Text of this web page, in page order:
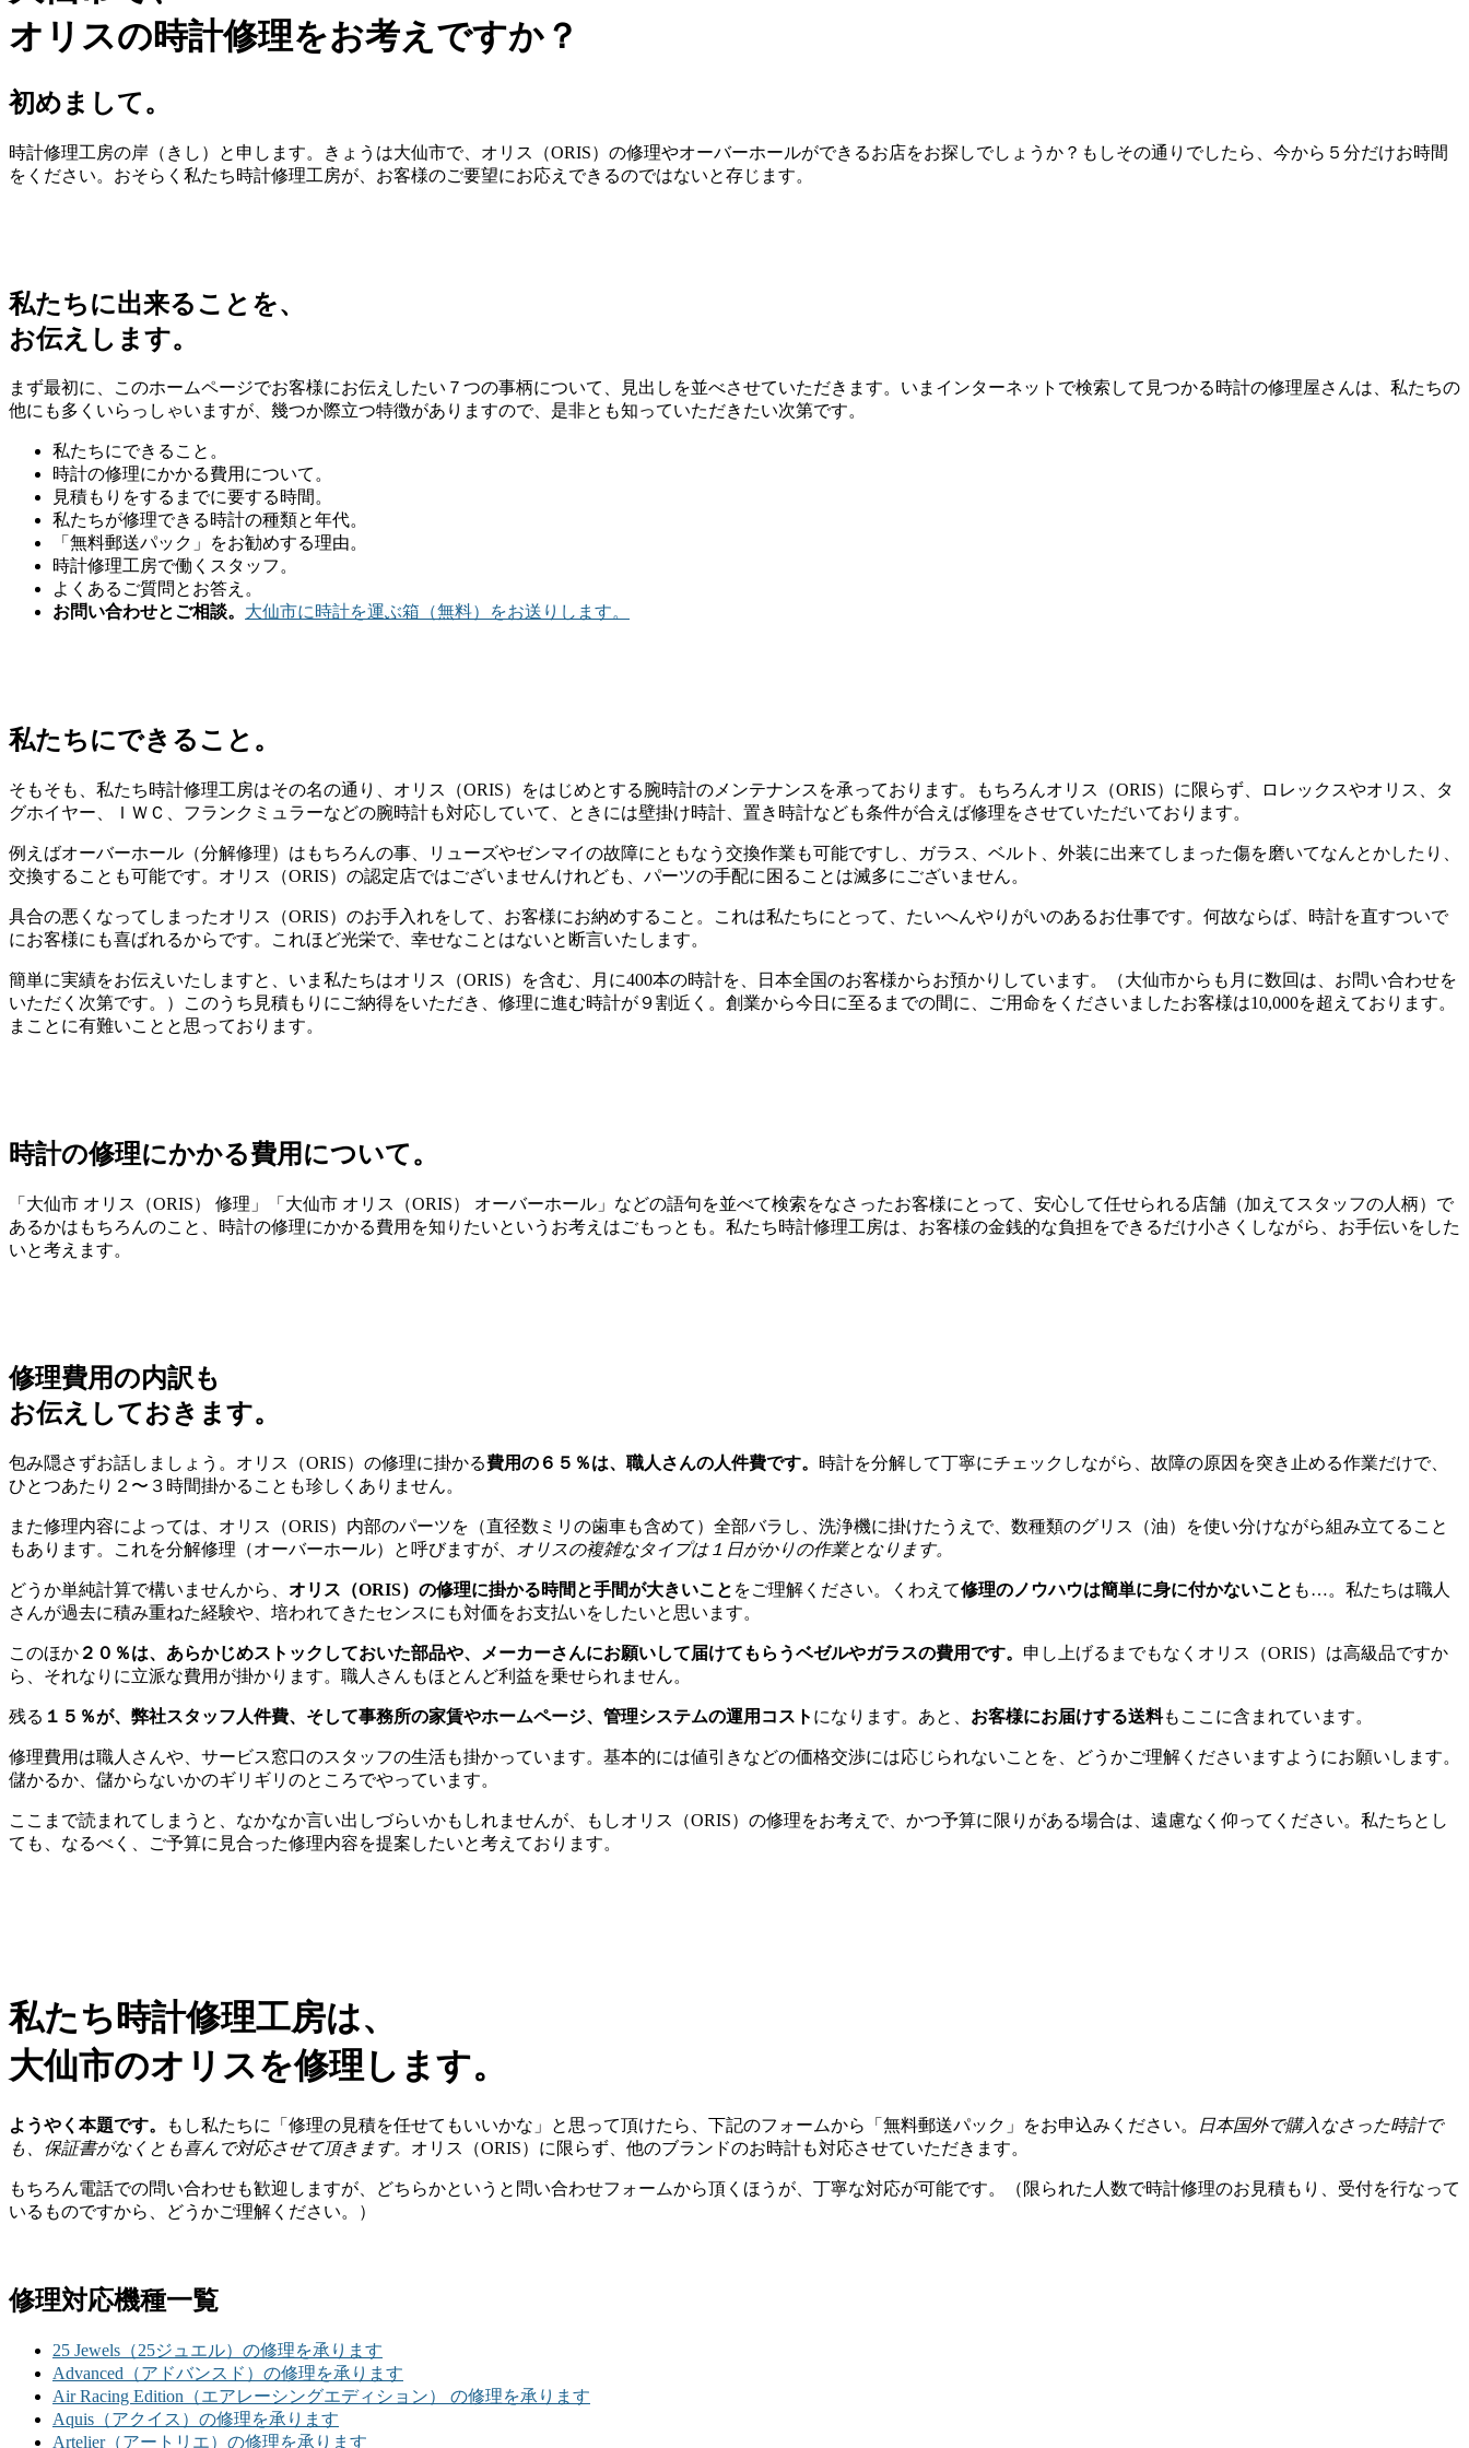
オリスの時計修理をお考えですか？
初めまして。
時計修理工房の岸（きし）と申します。きょうは大仙市で、オリス（ORIS）の修理やオーバーホールができるお店をお探しでしょうか？もしその通りでしたら、今から５分だけお時間
をください。おそらく私たち時計修理工房が、お客様のご要望にお応えできるのではないと存じます。
私たちに出来ることを、
お伝えします。
まず最初に、このホームページでお客様にお伝えしたい７つの事柄について、見出しを並べさせていただきます。いまインターネットで検索して見つかる時計の修理屋さんは、私たちの
他にも多くいらっしゃいますが、幾つか際立つ特徴がありますので、是非とも知っていただきたい次第です。
私たちにできること。
時計の修理にかかる費用について。
見積もりをするまでに要する時間。
私たちが修理できる時計の種類と年代。
「無料郵送パック」をお勧めする理由。
時計修理工房で働くスタッフ。
よくあるご質問とお答え。
お問い合わせとご相談。 大仙市に時計を運ぶ箱（無料）をお送りします。
私たちにできること。
そもそも、私たち時計修理工房はその名の通り、オリス（ORIS）をはじめとする腕時計のメンテナンスを承っております。もちろんオリス（ORIS）に限らず、ロレックスやオリス、タ
グホイヤー、ＩＷＣ、フランクミュラーなどの腕時計も対応していて、ときには壁掛け時計、置き時計なども条件が合えば修理をさせていただいております。
例えばオーバーホール（分解修理）はもちろんの事、リューズやゼンマイの故障にともなう交換作業も可能ですし、ガラス、ベルト、外装に出来てしまった傷を磨いてなんとかしたり、
交換することも可能です。オリス（ORIS）の認定店ではございませんけれども、パーツの手配に困ることは滅多にございません。
具合の悪くなってしまったオリス（ORIS）のお手入れをして、お客様にお納めすること。これは私たちにとって、たいへんやりがいのあるお仕事です。何故ならば、時計を直すついで
にお客様にも喜ばれるからです。これほど光栄で、幸せなことはないと断言いたします。
簡単に実績をお伝えいたしますと、いま私たちはオリス（ORIS）を含む、月に400本の時計を、日本全国のお客様からお預かりしています。（大仙市からも月に数回は、お問い合わせを
いただく次第です。）このうち見積もりにご納得をいただき、修理に進む時計が９割近く。創業から今日に至るまでの間に、ご用命をくださいましたお客様は10,000を超えております。
まことに有難いことと思っております。
時計の修理にかかる費用について。
「大仙市 オリス（ORIS） 修理」「大仙市 オリス（ORIS） オーバーホール」などの語句を並べて検索をなさったお客様にとって、安心して任せられる店舗（加えてスタッフの人柄）で
あるかはもちろんのこと、時計の修理にかかる費用を知りたいというお考えはごもっとも。私たち時計修理工房は、お客様の金銭的な負担をできるだけ小さくしながら、お手伝いをした
いと考えます。
修理費用の内訳も
お伝えしておきます。
包み隠さずお話しましょう。オリス（ORIS）の修理に掛かる費用の６５％は、職人さんの人件費です。 時計を分解して丁寧にチェックしながら、故障の原因を突き止める作業だけで、
ひとつあたり２〜３時間掛かることも珍しくありません。
また修理内容によっては、オリス（ORIS）内部のパーツを（直径数ミリの歯車も含めて）全部バラし、洗浄機に掛けたうえで、数種類のグリス（油）を使い分けながら組み立てること
もあります。これを分解修理（オーバーホール）と呼びますが、 オリスの複雑なタイプは１日がかりの作業となります。
どうか単純計算で構いませんから、 オリス（ORIS）の修理に掛かる時間と手間が大きいこと をご理解ください。くわえて修理のノウハウは簡単に身に付かないこと も…。私たちは職人
さんが過去に積み重ねた経験や、培われてきたセンスにも対価をお支払いをしたいと思います。
このほか ２０％は、あらかじめストックしておいた部品や、メーカーさんにお願いして届けてもらうベゼルやガラスの費用です。 申し上げるまでもなくオリス（ORIS）は高級品ですか
ら、それなりに立派な費用が掛かります。職人さんもほとんど利益を乗せられません。
残る １５％が、弊社スタッフ人件費、そして事務所の家賃やホームページ、管理システムの運用コスト になります。あと、 お客様にお届けする送料もここに含まれています。
修理費用は職人さんや、サービス窓口のスタッフの生活も掛かっています。基本的には値引きなどの価格交渉には応じられないことを、どうかご理解くださいますようにお願いします。
儲かるか、儲からないかのギリギリのところでやっています。
ここまで読まれてしまうと、なかなか言い出しづらいかもしれませんが、もしオリス（ORIS）の修理をお考えで、かつ予算に限りがある場合は、遠慮なく仰ってください。私たちとし
ても、なるべく、ご予算に見合った修理内容を提案したいと考えております。
私たち時計修理工房は、
大仙市のオリスを修理します。
ようやく本題です。 もし私たちに「修理の見積を任せてもいいかな」と思って頂けたら、下記のフォームから「無料郵送パック」をお申込みください。
日本国外で購入なさった時計で
も、保証書がなくとも喜んで対応させて頂きます。 オリス（ORIS）に限らず、他のブランドのお時計も対応させていただきます。
もちろん電話での問い合わせも歓迎しますが、どちらかというと問い合わせフォームから頂くほうが、丁寧な対応が可能です。（限られた人数で時計修理のお見積もり、受付を行なって
いるものですから、どうかご理解ください。）
修理対応機種一覧
25 Jewels（25ジュエル）の修理を承ります
Advanced（アドバンスド）の修理を承ります
Air Racing Edition（エアレーシングエディション） の修理を承ります
Aquis（アクイス）の修理を承ります
Artelier（アートリエ）の修理を承ります